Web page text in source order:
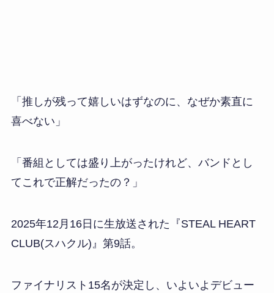
「推しが残って嬉しいはずなのに、なぜか素直に
喜べない」
「番組としては盛り上がったけれど、バンドとし
てこれで正解だったの？」
2025年12月16日に生放送された『STEAL HEART
CLUB(スハクル)』第9話。
ファイナリスト15名が決定し、いよいよデビュー